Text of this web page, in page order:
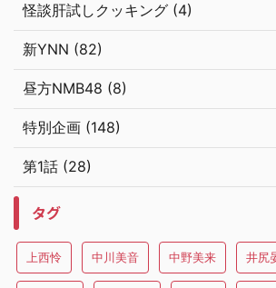
怪談肝試しクッキング (4)
新YNN (82)
昼方NMB48 (8)
特別企画 (148)
第1話 (28)
タグ
上西怜 中川美音 中野美来 井尻